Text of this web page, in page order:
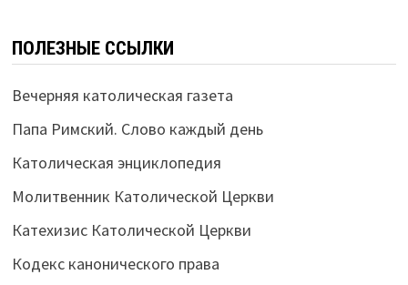
ПОЛЕЗНЫЕ ССЫЛКИ
Вечерняя католическая газета
Папа Римский. Слово каждый день
Католическая энциклопедия
Молитвенник Католической Церкви
Катехизис Католической Церкви
Кодекс канонического права